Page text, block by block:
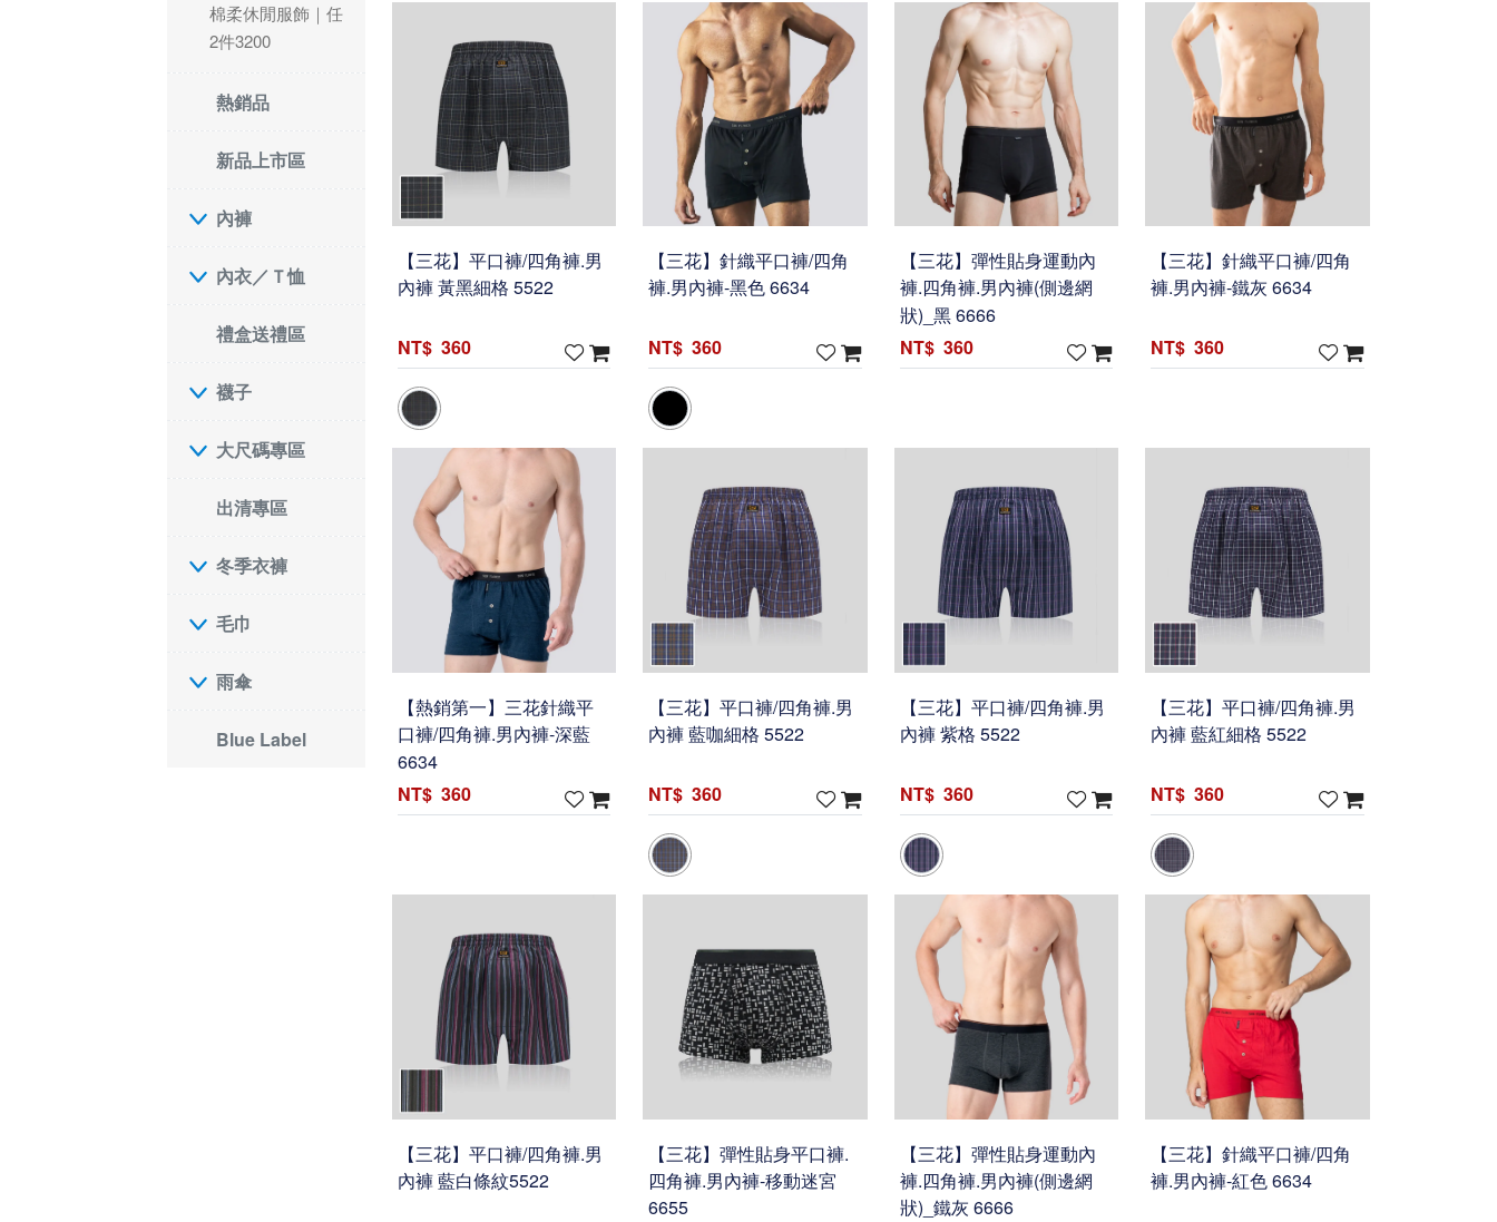
棉柔休閒服飾｜任
2件3200
熱銷品
新品上市區
內褲
內衣／Ｔ恤
禮盒送禮區
襪子
大尺碼專區
出清專區
冬季衣褲
毛巾
雨傘
Blue Label
【三花】平口褲/四角褲.男
內褲 黃黑細格 5522
360
【三花】針織平口褲/四角
褲.男內褲-黑色 6634
360
【三花】彈性貼身運動內
褲.四角褲.男內褲(側邊網
狀)_黑 6666
360
【三花】針織平口褲/四角
褲.男內褲-鐵灰 6634
360
【熱銷第一】三花針織平
口褲/四角褲.男內褲-深藍
6634
360
【三花】平口褲/四角褲.男
內褲 藍咖細格 5522
360
【三花】平口褲/四角褲.男
內褲 紫格 5522
360
【三花】平口褲/四角褲.男
內褲 藍紅細格 5522
360
【三花】平口褲/四角褲.男
內褲 藍白條紋5522
【三花】彈性貼身平口褲.
四角褲.男內褲-移動迷宮
6655
【三花】彈性貼身運動內
褲.四角褲.男內褲(側邊網
狀)_鐵灰 6666
【三花】針織平口褲/四角
褲.男內褲-紅色 6634